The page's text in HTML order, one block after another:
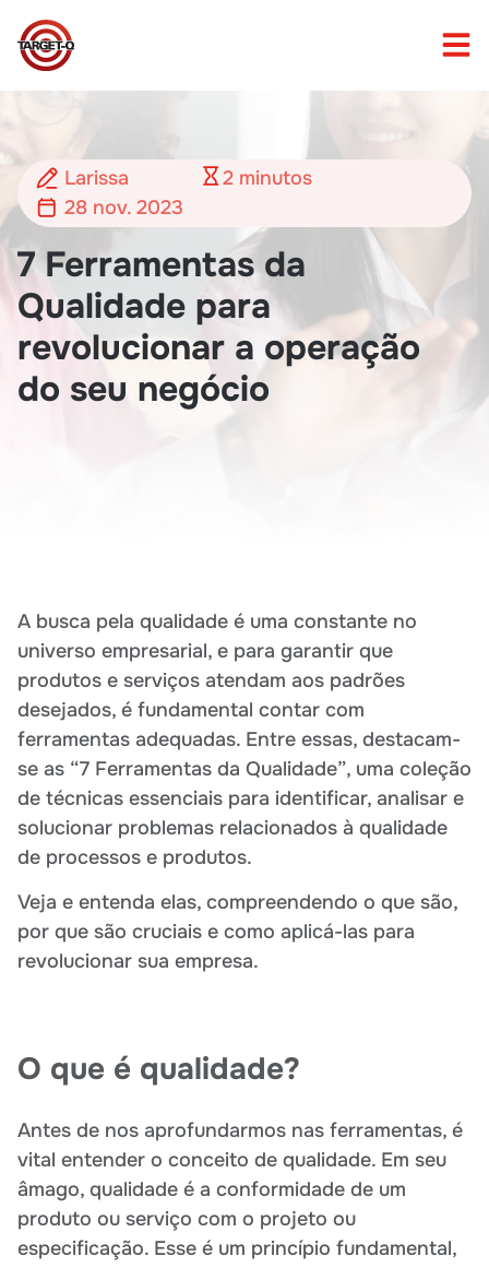
Larissa
28 nov. 2023
2 minutos
7 Ferramentas da
Qualidade para
revolucionar a operação
do seu negócio
A busca pela qualidade é uma constante no
universo empresarial, e para garantir que
produtos e serviços atendam aos padrões
desejados, é fundamental contar com
ferramentas adequadas. Entre essas, destacam-
se as “7 Ferramentas da Qualidade”, uma coleção
de técnicas essenciais para identificar, analisar e
solucionar problemas relacionados à qualidade
de processos e produtos.
Veja e entenda elas, compreendendo o que são,
por que são cruciais e como aplicá-las para
revolucionar sua empresa.
O que é qualidade?
Antes de nos aprofundarmos nas ferramentas, é
vital entender o conceito de qualidade. Em seu
âmago, qualidade é a conformidade de um
produto ou serviço com o projeto ou
especificação. Esse é um princípio fundamental,